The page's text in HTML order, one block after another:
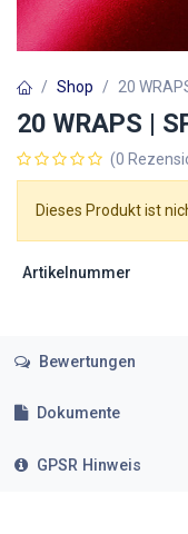
Shop 20
20 WRAPS |
(0
Dieses Produkt ist
Artikelnummer
Bewertungen
Dokumente
GPSR Hinweis